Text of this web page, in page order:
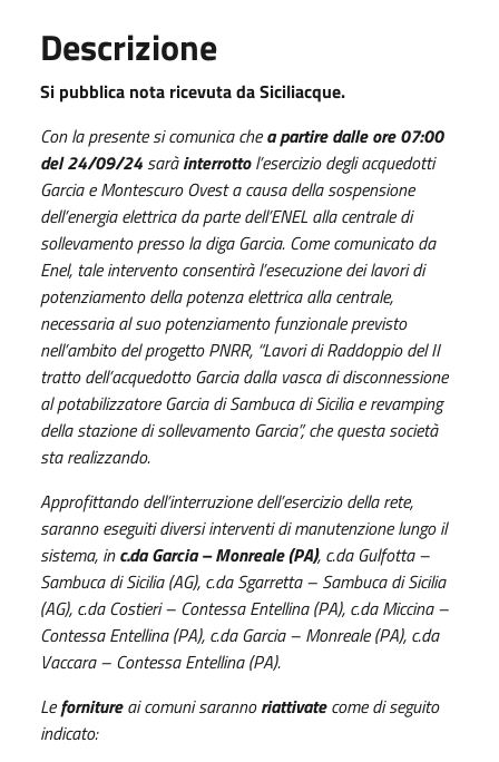
Descrizione
Si pubblica nota ricevuta da Siciliacque.
Con la presente si comunica chea partire dalle ore 07:00
del 24/09/24 saràinterrottol’esercizio degli acquedotti
Garcia e Montescuro Ovest a causa della sospensione
dell’energia elettrica da parte dell’ENEL alla centrale di
sollevamento presso la diga Garcia. Come comunicato da
Enel, tale intervento consentirà l’esecuzione dei lavori di
potenziamento della potenza elettrica alla centrale,
necessaria al suo potenziamento funzionale previsto
nell’ambito del progetto PNRR, “Lavori di Raddoppio del II
tratto dell’acquedotto Garcia dalla vasca di disconnessione
al potabilizzatore Garcia di Sambuca di Sicilia e revamping
della stazione di sollevamento Garcia”, che questa società
sta realizzando.
Approfittando dell’interruzione dell’esercizio della rete,
saranno eseguiti diversi interventi di manutenzione lungo il
sistema, inc.da Garcia – Monreale (PA), c.da Gulfotta –
Sambuca di Sicilia (AG), c.da Sgarretta – Sambuca di Sicilia
(AG), c.da Costieri – Contessa Entellina (PA), c.da Miccina –
Contessa Entellina (PA), c.da Garcia – Monreale (PA), c.da
Vaccara – Contessa Entellina (PA).
Lefornitureai comuni sarannoriattivatecome di seguito
indicato: